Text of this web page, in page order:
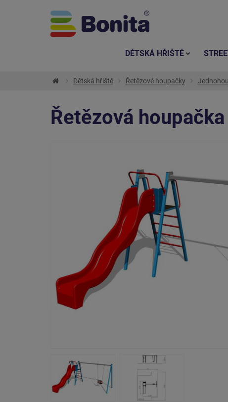
Dětská hřiště Řetězové houpačky
Řetězová
DĚTSKÁ HŘIŠTĚ